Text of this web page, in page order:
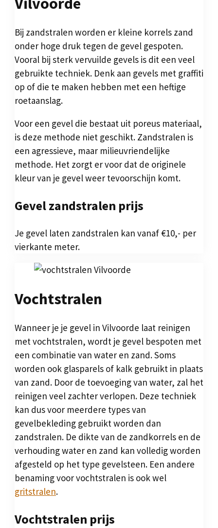
Bij zandstralen worden er kleine korrels zand
onder hoge druk tegen de gevel gespoten.
Vooral bij sterk vervuilde gevels is dit een veel
gebruikte techniek. Denk aan gevels met graffiti
op of die te maken hebben met een heftige
roetaanslag.
Voor een gevel die bestaat uit poreus materiaal,
is deze methode niet geschikt. Zandstralen is
een agressieve, maar milieuvriendelijke
methode. Het zorgt er voor dat de originele
kleur van je gevel weer tevoorschijn komt.
Gevel zandstralen prijs
Je gevel laten zandstralen kan vanaf €10,- per
vierkante meter.
Vochtstralen
Wanneer je je gevel in Vilvoorde laat reinigen
met vochtstralen, wordt je gevel bespoten met
een combinatie van water en zand. Soms
worden ook glasparels of kalk gebruikt in plaats
van zand. Door de toevoeging van water, zal het
reinigen veel zachter verlopen. Deze techniek
kan dus voor meerdere types van
gevelbekleding gebruikt worden dan
zandstralen. De dikte van de zandkorrels en de
verhouding water en zand kan volledig worden
afgesteld op het type gevelsteen. Een andere
benaming voor vochtstralen is ook wel
gritstralen.
Vochtstralen prijs